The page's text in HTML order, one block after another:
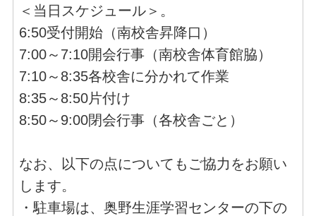
＜当日スケジュール＞。
6:50受付開始（南校舎昇降口）
7:00～7:10開会行事（南校舎体育館脇）
7:10～8:35各校舎に分かれて作業
8:35～8:50片付け
8:50～9:00閉会行事（各校舎ごと）
なお、以下の点についてもご協力をお願い
します。
・駐車場は、奥野生涯学習センターの下の